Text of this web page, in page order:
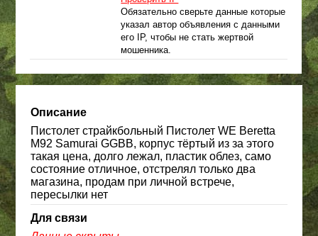
Обязательно сверьте данные которые
указал автор объявления с данными
его IP, чтобы не стать жертвой
мошенника.
Описание
Пистолет страйкбольный Пистолет WE Beretta
M92 Samurai GGBB, корпус тёртый из за этого
такая цена, долго лежал, пластик облез, само
состояние отличное, отстрелял только два
магазина, продам при личной встрече,
пересылки нет
Для связи